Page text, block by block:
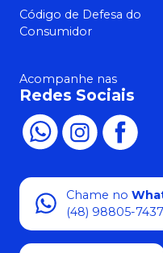
Código de Defesa do
Consumidor
Acompanhe nas
Redes Sociais
Chame no
(48) 98805-7437